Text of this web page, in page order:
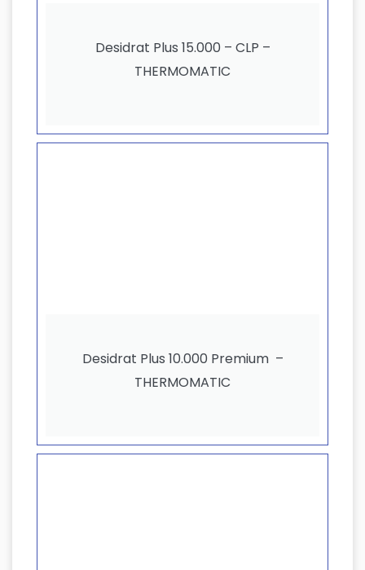
Desidrat Plus 15.000 – CLP –
THERMOMATIC
Desidrat Plus 10.000 Premium –
THERMOMATIC